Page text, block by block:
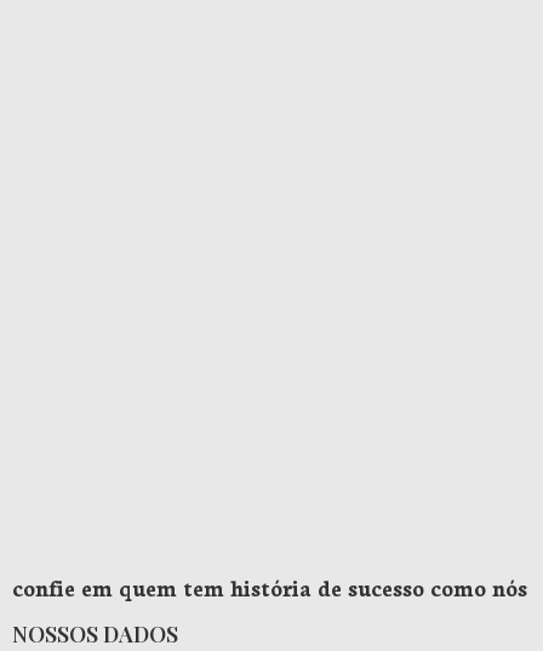
confie em quem tem história de sucesso como nós
NOSSOS DADOS